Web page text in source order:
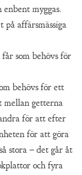
myggas.
affärsmässiga
som behövs för
behövs för ett
getterna
för att efter
för att göra
stora – det går åt
och fyra